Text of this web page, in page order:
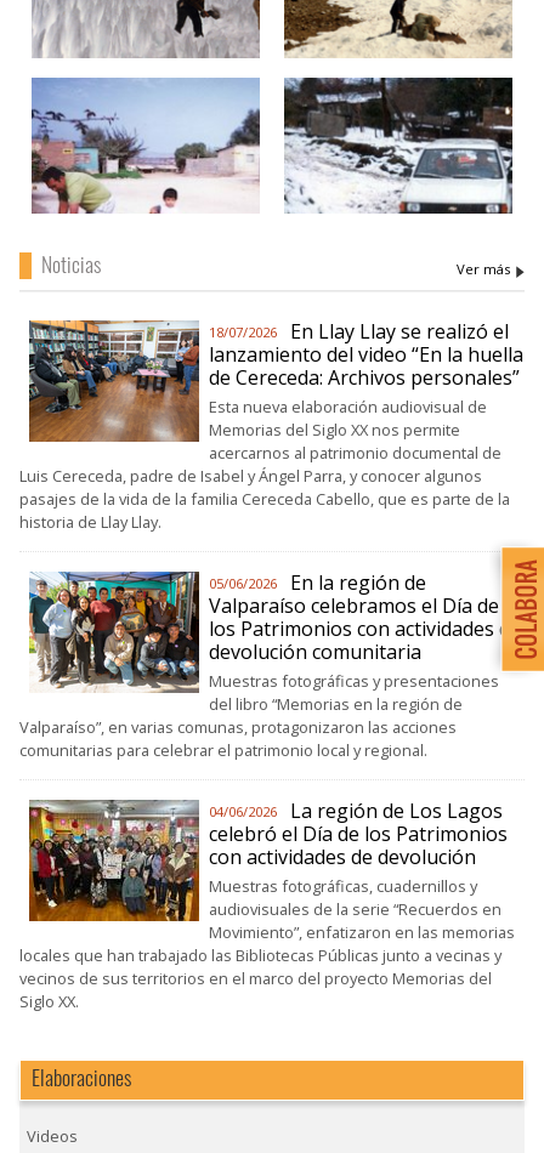
Noticias Ver más
18/07/2026
En Llay Llay se realizó el
lanzamiento del video “En la huella
de Cereceda: Archivos personales”
Esta nueva elaboración audiovisual de
Memorias del Siglo XX nos permite
acercarnos al patrimonio documental de
Luis Cereceda, padre de Isabel y Ángel Parra, y conocer algunos
pasajes de la vida de la familia Cereceda Cabello, que es parte de la
historia de Llay Llay.
05/06/2026
En la región de
Valparaíso celebramos el Día de
los Patrimonios con actividades de
devolución comunitaria
Muestras fotográficas y presentaciones
del libro “Memorias en la región de
Valparaíso”, en varias comunas, protagonizaron las acciones
comunitarias para celebrar el patrimonio local y regional.
04/06/2026
La región de Los Lagos
celebró el Día de los Patrimonios
con actividades de devolución
Muestras fotográficas, cuadernillos y
audiovisuales de la serie “Recuerdos en
Movimiento”, enfatizaron en las memorias
locales que han trabajado las Bibliotecas Públicas junto a vecinas y
vecinos de sus territorios en el marco del proyecto Memorias del
Siglo XX.
Elaboraciones
Videos